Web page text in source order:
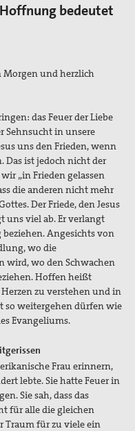
und Klimapolitik
und II.
bedeutet
Morgen und herzlich
das Feuer der Liebe
Sehnsucht in unsere
uns den Frieden, wenn
Das ist jedoch nicht der
„in Frieden gelassen
die anderen nicht mehr
Der Friede, den Jesus
uns viel ab. Er verlangt
Angesichts von
wo die
wird, wo den Schwachen
Hoffen heißt
zu verstehen und in
so weitergehen dürfen wie
Evangeliums.
Frau erinnern,
lebte. Sie hatte Feuer in
Sie sah, dass das
für alle die gleichen
Traum für zu viele ein